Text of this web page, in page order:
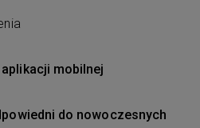
mobilnej
do nowoczesnych